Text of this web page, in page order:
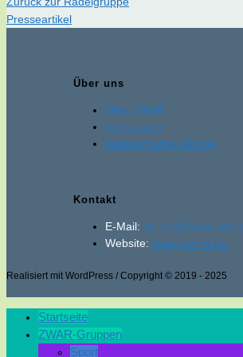
Presseartikel
Über uns
Über ZWAR
Impressum
Datenschutzerklärung
Kontakt
E-Mail:internet@zwar-
Website: zwar-werne.de
Realisiert mit WordPress / Copyright © 2019 - 2025
Startseite
ZWAR-Gruppen
Sport